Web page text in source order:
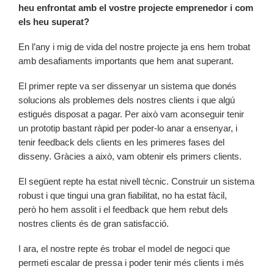
heu enfrontat amb el vostre projecte emprenedor i com
els heu superat?
En l’any i mig de vida del nostre projecte ja ens hem trobat
amb desafiaments importants que hem anat superant.
El primer repte va ser dissenyar un sistema que donés
solucions als problemes dels nostres clients i que algú
estigués disposat a pagar. Per això vam aconseguir tenir
un prototip bastant ràpid per poder-lo anar a ensenyar, i
tenir feedback dels clients en les primeres fases del
disseny. Gràcies a això, vam obtenir els primers clients.
El següent repte ha estat nivell tècnic. Construir un sistema
robust i que tingui una gran fiabilitat, no ha estat fàcil,
però ho hem assolit i el feedback que hem rebut dels
nostres clients és de gran satisfacció.
I ara, el nostre repte és trobar el model de negoci que
permeti escalar de pressa i poder tenir més clients i més